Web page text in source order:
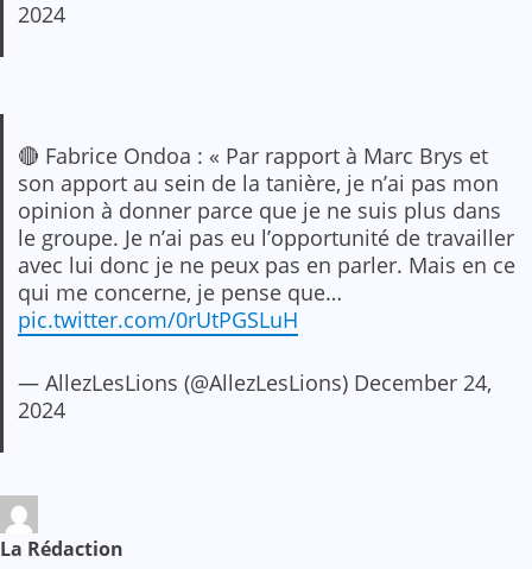
2024
🔴 Fabrice Ondoa : « Par rapport à Marc Brys et
son apport au sein de la tanière, je n’ai pas mon
opinion à donner parce que je ne suis plus dans
le groupe. Je n’ai pas eu l’opportunité de travailler
avec lui donc je ne peux pas en parler. Mais en ce
qui me concerne, je pense que…
pic.twitter.com/0rUtPGSLuH
— AllezLesLions (@AllezLesLions) December 24,
2024
La Rédaction